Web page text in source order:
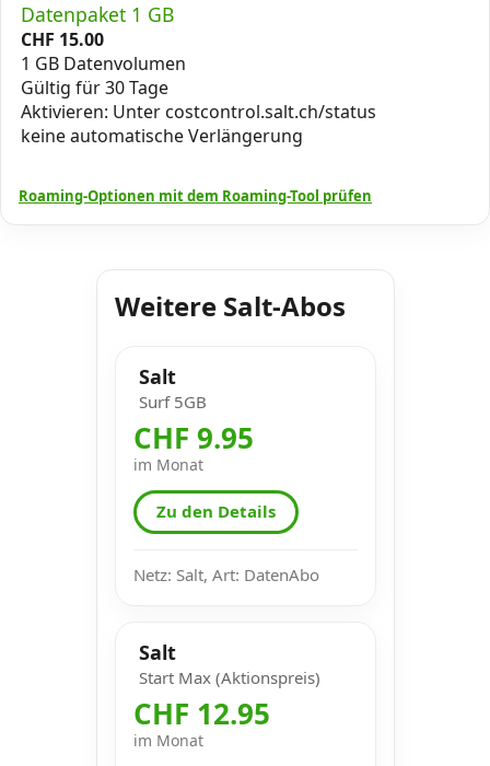
Datenpaket 1 GB
CHF 15.00
1 GB Datenvolumen
Gültig für 30 Tage
Aktivieren: Unter costcontrol.salt.ch/status
keine automatische Verlängerung
Roaming-Optionen mit dem Roaming-Tool prüfen
Weitere Salt-Abos
Salt
Surf 5GB
CHF 9.95
im Monat
Zu den Details
Netz: Salt, Art: DatenAbo
Salt
Start Max (Aktionspreis)
CHF 12.95
im Monat